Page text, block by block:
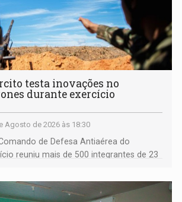
testa inovações no
durante exercício
Agosto de 2026 às 18:30
de Defesa Antiaérea do
reuniu mais de 500 integrantes de 23